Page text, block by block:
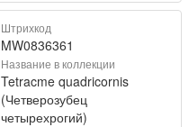
Штрихкод
MW0836361
Название в коллекции
Tetracme quadricornis
(Четверозубец
четырехрогий)